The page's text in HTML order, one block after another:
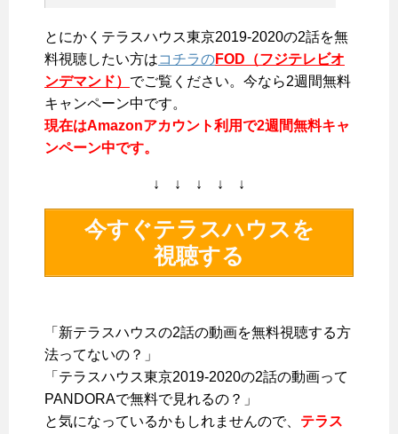
とにかくテラスハウス東京2019-2020の2話を無
料視聴したい方はコチラのFOD（フジテレビオ
ンデマンド） でご覧ください。今なら2週間無料
キャンペーン中です。
現在はAmazonアカウント利用で2週間無料キャ
ンペーン中です。
↓ ↓ ↓ ↓ ↓
今すぐテラスハウスを
視聴する
「新テラスハウスの2話の動画を無料視聴する方
法ってないの？」
「テラスハウス東京2019-2020の2話の動画って
PANDORAで無料で見れるの？」
と気になっているかもしれませんので、 テラス